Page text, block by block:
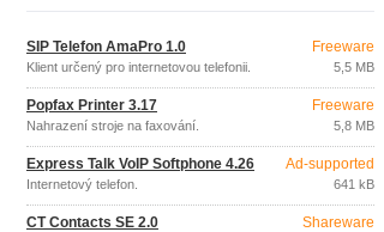
SIP Telefon AmaPro 1.0
Klient určený pro internetovou telefonii.
Freeware
5,5 MB
Popfax Printer 3.17
Nahrazení stroje na faxování.
Freeware
5,8 MB
Express Talk VoIP Softphone 4.26
Internetový telefon.
Ad-supported
641 kB
CT Contacts SE 2.0 Shareware